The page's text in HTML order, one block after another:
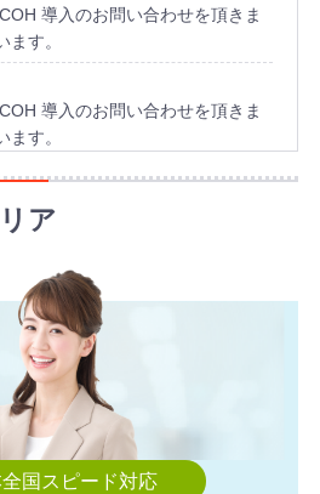
導入のお問い合わせを頂きま
ます。
導入のお問い合わせを頂きま
ます。
導入のお問い合わせを頂きま
ます。
MINOLTA 導入のお問い合わ
とうございます。
ア
国スピード対応